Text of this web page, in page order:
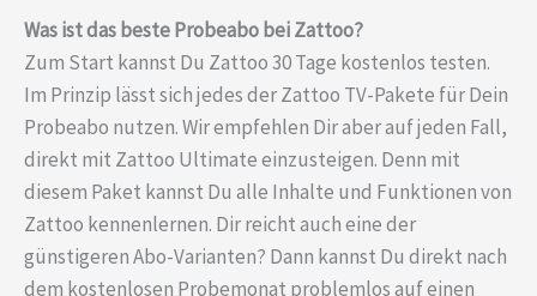
Was ist das beste Probeabo bei Zattoo?
Zum Start kannst Du Zattoo 30 Tage kostenlos testen.
Im Prinzip lässt sich jedes der Zattoo TV-Pakete für Dein
Probeabo nutzen. Wir empfehlen Dir aber auf jeden Fall,
direkt mit Zattoo Ultimate einzusteigen. Denn mit
diesem Paket kannst Du alle Inhalte und Funktionen von
Zattoo kennenlernen. Dir reicht auch eine der
günstigeren Abo-Varianten? Dann kannst Du direkt nach
dem kostenlosen Probemonat problemlos auf einen